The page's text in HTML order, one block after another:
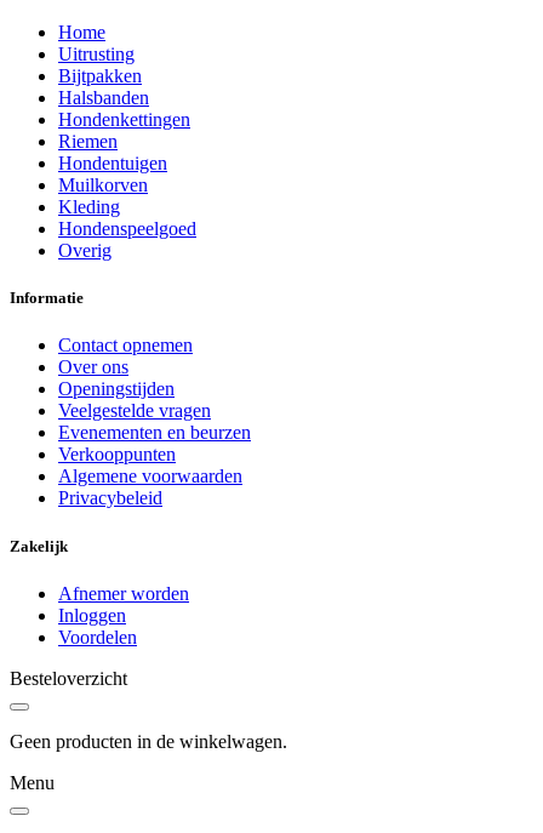
Home
Uitrusting
Bijtpakken
Halsbanden
Hondenkettingen
Riemen
Hondentuigen
Muilkorven
Kleding
Hondenspeelgoed
Overig
Informatie
Contact opnemen
Over ons
Openingstijden
Veelgestelde vragen
Evenementen en beurzen
Verkooppunten
Algemene voorwaarden
Privacybeleid
Zakelijk
Afnemer worden
Inloggen
Voordelen
Besteloverzicht
Geen producten in de winkelwagen.
Menu